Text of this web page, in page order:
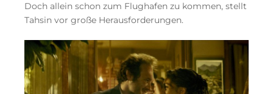
Doch allein schon zum Flughafen zu kommen, stellt
Tahsin vor große Herausforderungen.